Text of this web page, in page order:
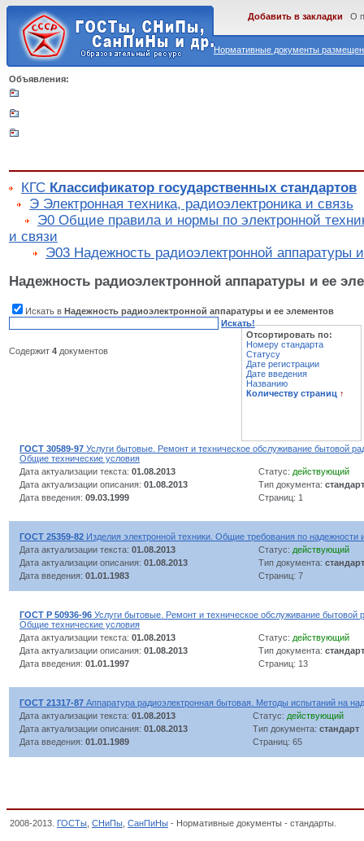
Нормативные документы
Добавить в закладки О
Объявления:
КГС Классификатор государственных стандартов
Э Электронная техника, радиоэлектроника и связь
Э0 Общие правила и нормы по электронной
и связи
Э03 Надежность радиоэлектронной аппаратуры
Надежность радиоэлектронной аппаратуры и ее
Искать в Надежность радиоэлектронной аппаратуры и ее элементов
Искать!
Содержит 4 документов
Отсортировать по:
Номеру стандарта
Статусу
Дате регистрации
Дате введения
Названию
Количеству страниц ↑
ГОСТ 30589-97 Услуги бытовые. Ремонт и техническое обслуживание бытовой
Общие технические условия
Дата актуализации текста: 01.08.2013 Статус: действующий
Дата актуализации описания: 01.08.2013 Тип документа: стандарт
Дата введения: 09.03.1999 Страниц: 1
ГОСТ 25359-82 Изделия электронной техники. Общие требования по надежности
Дата актуализации текста: 01.08.2013 Статус: действующий
Дата актуализации описания: 01.08.2013 Тип документа: стандарт
Дата введения: 01.01.1983 Страниц: 7
ГОСТ Р 50936-96 Услуги бытовые. Ремонт и техническое обслуживание бытовой
Общие технические условия
Дата актуализации текста: 01.08.2013 Статус: действующий
Дата актуализации описания: 01.08.2013 Тип документа: стандарт
Дата введения: 01.01.1997 Страниц: 13
ГОСТ 21317-87 Аппаратура радиоэлектронная бытовая. Методы испытаний на
Дата актуализации текста: 01.08.2013 Статус: действующий
Дата актуализации описания: 01.08.2013 Тип документа: стандарт
Дата введения: 01.01.1989 Страниц: 65
2008-2013. ГОСТы СНиПы СанПиНы - Нормативные документы - стандарты.